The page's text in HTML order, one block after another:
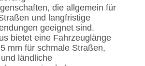
die allgemein für
und langfristige
geeignet sind.
bietet eine Fahrzeuglänge
mm für schmale Straßen,
ländliche